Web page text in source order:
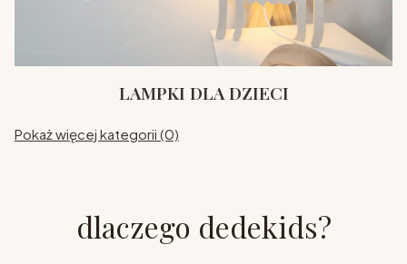
LAMPKI DLA DZIECI
Pokaż więcej kategorii (0)
dlaczego dedekids?